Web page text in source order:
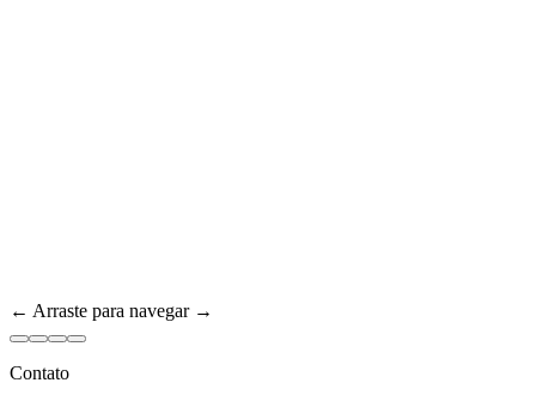
← Arraste para navegar →
Contato